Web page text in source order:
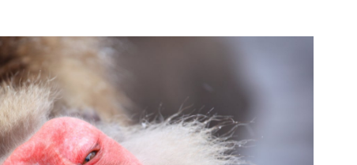
舞台・パフォーマンス
ス開発
アニメ・漫画
ド ビューティー・ヘルスケア